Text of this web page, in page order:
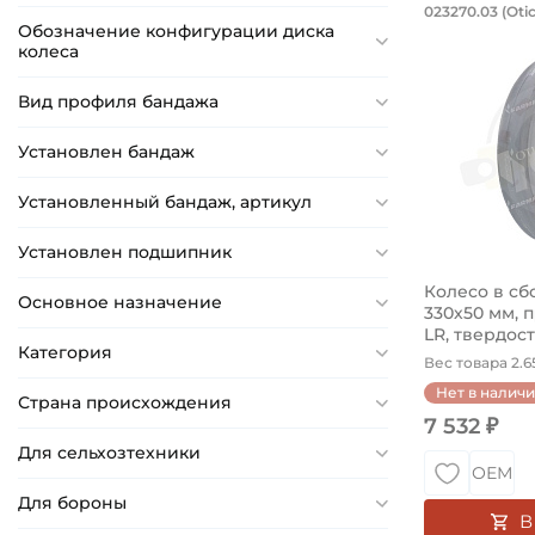
Обозначение конфигурации диска
колеса
Вид профиля бандажа
Установлен бандаж
Установленный бандаж, артикул
Установлен подшипник
Основное назначение
Категория
Страна происхождения
Для сельхозтехники
Для бороны
Колесо
023270.03
Колесо в
330х50 мм,
LR,
Вес товара
Нет в
7 532 ₽
ОЕМ